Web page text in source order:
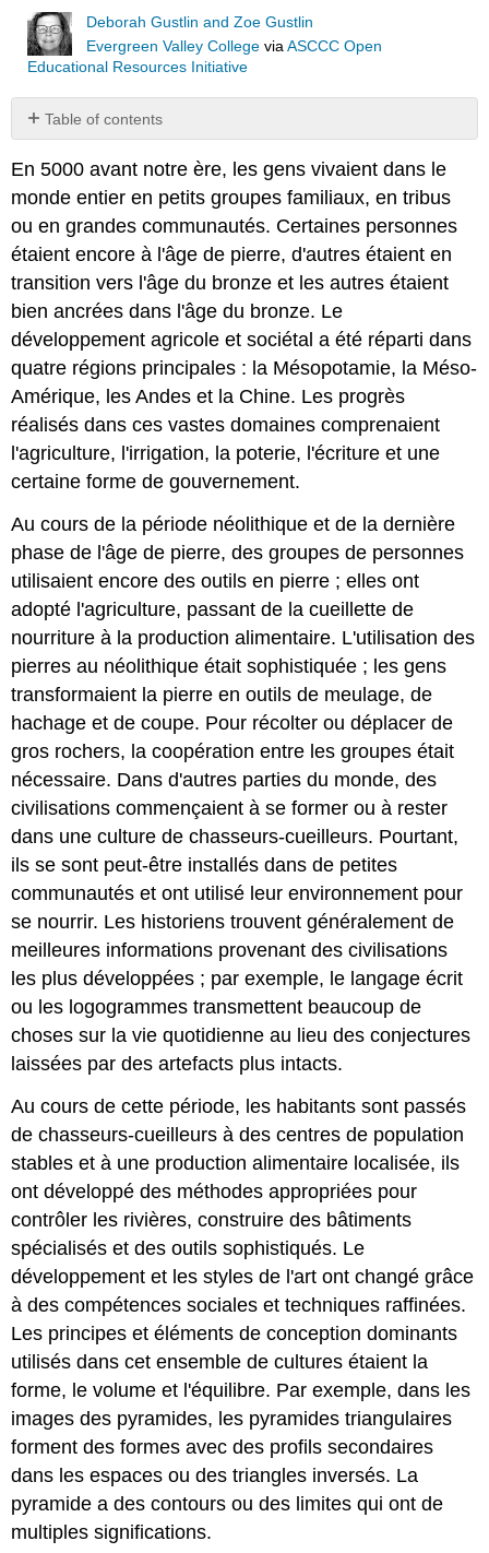
Deborah Gustlin and Zoe Gustlin
Evergreen Valley College viaASCCC Open
Educational Resources Initiative
Table of contents
No
En 5000 avant notre ère, les gens vivaient dans le
monde entier en petits groupes familiaux, en tribus
ou en grandes communautés. Certaines personnes
étaient encore à l'âge de pierre, d'autres étaient en
transition vers l'âge du bronze et les autres étaient
bien ancrées dans l'âge du bronze. Le
développement agricole et sociétal a été réparti dans
quatre régions principales : la Mésopotamie, la Méso-
Amérique, les Andes et la Chine. Les progrès
réalisés dans ces vastes domaines comprenaient
l'agriculture, l'irrigation, la poterie, l'écriture et une
certaine forme de gouvernement.
Au cours de la période néolithique et de la dernière
phase de l'âge de pierre, des groupes de personnes
utilisaient encore des outils en pierre ; elles ont
adopté l'agriculture, passant de la cueillette de
nourriture à la production alimentaire. L'utilisation des
pierres au néolithique était sophistiquée ; les gens
transformaient la pierre en outils de meulage, de
hachage et de coupe. Pour récolter ou déplacer de
gros rochers, la coopération entre les groupes était
nécessaire. Dans d'autres parties du monde, des
civilisations commençaient à se former ou à rester
dans une culture de chasseurs-cueilleurs. Pourtant,
ils se sont peut-être installés dans de petites
communautés et ont utilisé leur environnement pour
se nourrir. Les historiens trouvent généralement de
meilleures informations provenant des civilisations
les plus développées ; par exemple, le langage écrit
ou les logogrammes transmettent beaucoup de
choses sur la vie quotidienne au lieu des conjectures
laissées par des artefacts plus intacts.
Au cours de cette période, les habitants sont passés
de chasseurs-cueilleurs à des centres de population
stables et à une production alimentaire localisée, ils
ont développé des méthodes appropriées pour
contrôler les rivières, construire des bâtiments
spécialisés et des outils sophistiqués. Le
développement et les styles de l'art ont changé grâce
à des compétences sociales et techniques raffinées.
Les principes et éléments de conception dominants
utilisés dans cet ensemble de cultures étaient la
forme, le volume et l'équilibre. Par exemple, dans les
images des pyramides, les pyramides triangulaires
forment des formes avec des profils secondaires
dans les espaces ou des triangles inversés. La
pyramide a des contours ou des limites qui ont de
multiples significations.